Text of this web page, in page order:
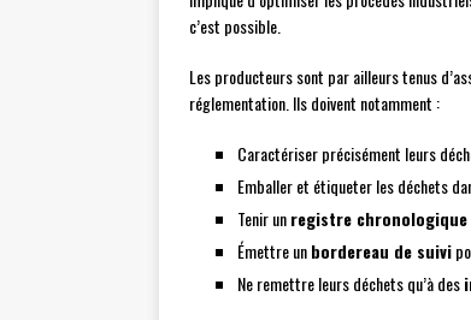
c’est possible.
Les producteurs sont par ailleurs tenus
réglementation. Ils doivent notamment :
Caractériser précisément leurs
Emballer et étiqueter les déchets
Tenir unregistre chronologique
Émettre unbordereau de suivi
Ne remettre leurs déchets qu’à des